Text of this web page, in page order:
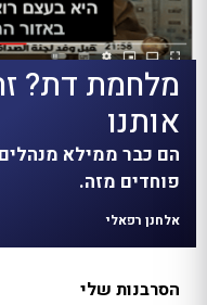
מלחמת דת?
אותנו
הם כבר ממילא
פוחדים מזה.
אלחנן רפאלי
הסרבנות שלי